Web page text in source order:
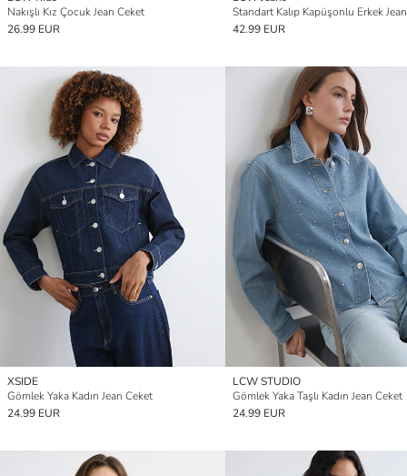
Nakışlı Kız Çocuk Jean Ceket
26.99 EUR
Standart Kalıp Kapüşonlu Erkek
42.99 EUR
XSIDE
Gömlek Yaka Kadın Jean Ceket
24.99 EUR
LCW STUDIO
Gömlek Yaka Taşlı Kadın Jean Ceket
24.99 EUR